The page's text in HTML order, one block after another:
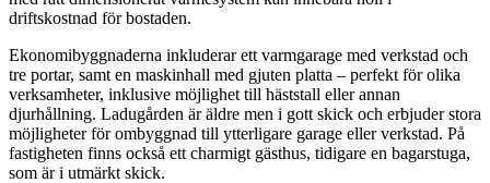
driftskostnad för bostaden.
Ekonomibyggnaderna inkluderar ett varmgarage med verkstad och
tre portar, samt en maskinhall med gjuten platta – perfekt för olika
verksamheter, inklusive möjlighet till häststall eller annan
djurhållning. Ladugården är äldre men i gott skick och erbjuder stora
möjligheter för ombyggnad till ytterligare garage eller verkstad. På
fastigheten finns också ett charmigt gästhus, tidigare en bagarstuga,
som är i utmärkt skick.